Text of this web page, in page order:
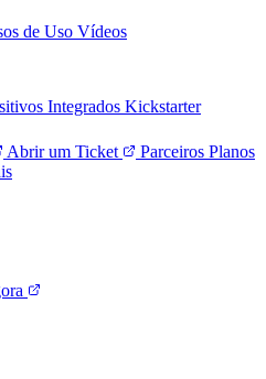
de Uso Vídeos
Integrados Kickstarter
Abrir um Ticket Parceiros Planos